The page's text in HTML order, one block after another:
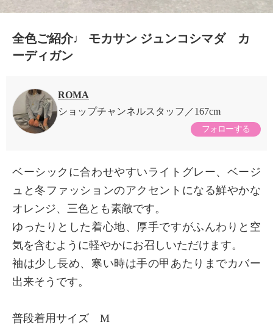
全色ご紹介♩ モカサン ジュンコシマダ カ
ーディガン
ROMA
ショップチャンネルスタッフ
167cm
フォローする
ベーシックに合わせやすいライトグレー、ベージ
ュと冬ファッションのアクセントになる鮮やかな
オレンジ、三色とも素敵です。
ゆったりとした着心地、厚手ですがふんわりと空
気を含むように軽やかにお召しいただけます。
袖は少し長め、寒い時は手の甲あたりまでカバー
出来そうです。
普段着用サイズ M